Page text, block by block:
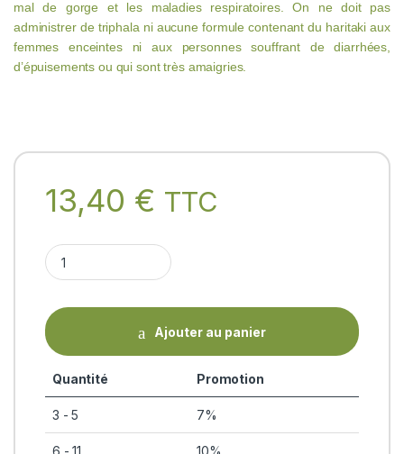
mal de gorge et les maladies respiratoires. On ne doit pas
administrer de triphala ni aucune formule contenant du haritaki aux
femmes enceintes ni aux personnes souffrant de diarrhées,
d’épuisements ou qui sont très amaigries.
13,40 € TTC
TRIPHALA (comprimés) Kerala A. quantity
Ajouter au panier
Quantité Promotion
3 - 5 7%